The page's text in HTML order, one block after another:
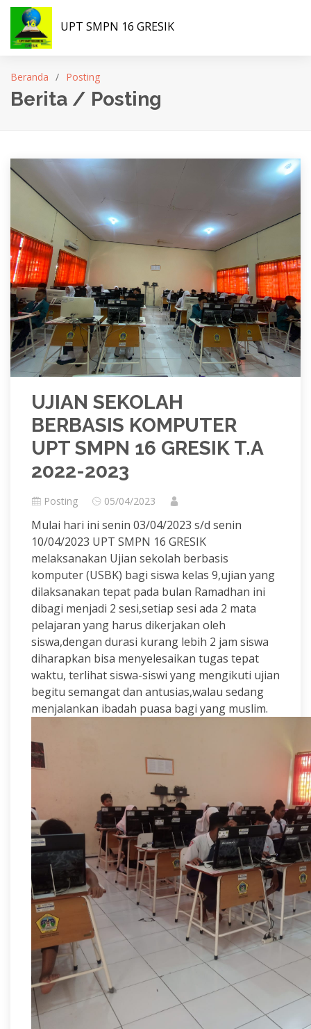
UPT SMPN 16 GRESIK
Beranda Posting
Berita / Posting
UJIAN SEKOLAH
BERBASIS KOMPUTER
UPT SMPN 16 GRESIK T.A
2022-2023
Posting 05/04/2023
Mulai hari ini senin 03/04/2023 s/d senin
10/04/2023 UPT SMPN 16 GRESIK
melaksanakan Ujian sekolah berbasis
komputer (USBK) bagi siswa kelas 9,ujian yang
dilaksanakan tepat pada bulan Ramadhan ini
dibagi menjadi 2 sesi,setiap sesi ada 2 mata
pelajaran yang harus dikerjakan oleh
siswa,dengan durasi kurang lebih 2 jam siswa
diharapkan bisa menyelesaikan tugas tepat
waktu, terlihat siswa-siswi yang mengikuti ujian
begitu semangat dan antusias,walau sedang
menjalankan ibadah puasa bagi yang muslim.